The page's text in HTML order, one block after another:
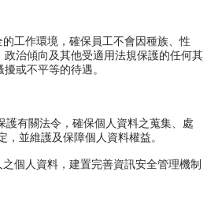
工作環境，確保員工不會因種族、性
政治傾向及其他受適用法規保護的任何其
或不平等的待遇。
護有關法令，確保個人資料之蒐集、處
，並維護及保障個人資料權益。
個人資料，建置完善資訊安全管理機制